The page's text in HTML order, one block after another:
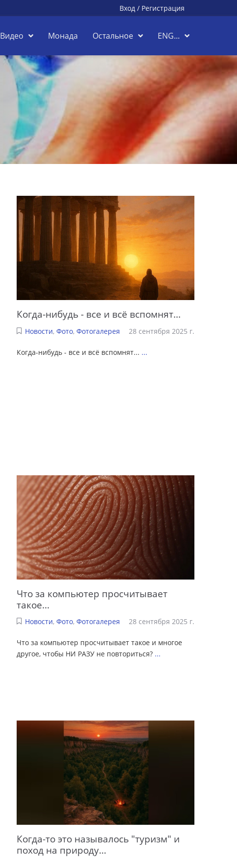
Вход / Регистрация
Видео Монада Остальное ENG...
Когда-нибудь - все и всё вспомнят...
Новости,Фото,Фотогалерея 28 сентября 2025 г.
Когда-нибудь - все и всё вспомнят... ...
Что за компьютер просчитывает
такое...
Новости,Фото,Фотогалерея 28 сентября 2025 г.
Что за компьютер просчитывает такое и многое
другое, чтобы НИ РАЗУ не повториться? ...
Когда-то это называлось "туризм" и
поход на природу...